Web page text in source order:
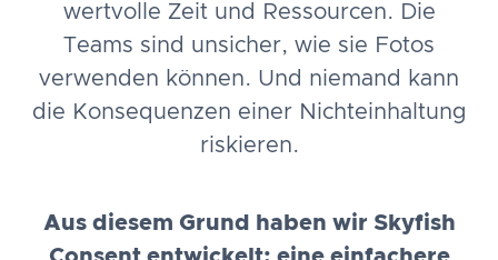
wertvolle Zeit und Ressourcen. Die
Teams sind unsicher, wie sie Fotos
verwenden können. Und niemand kann
die Konsequenzen einer Nichteinhaltung
riskieren.
Aus diesem Grund haben wir Skyfish